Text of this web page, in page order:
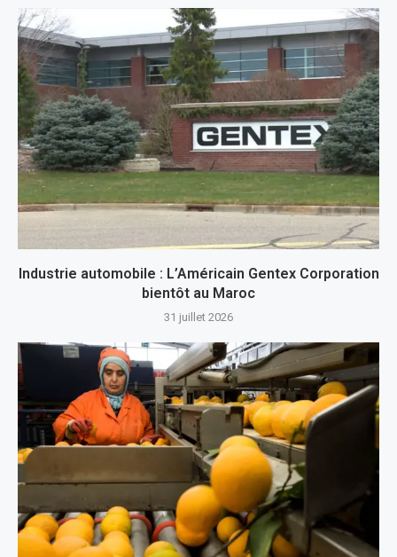
Industrie automobile : L’Américain Gentex Corporation
bientôt au Maroc
31 juillet 2026